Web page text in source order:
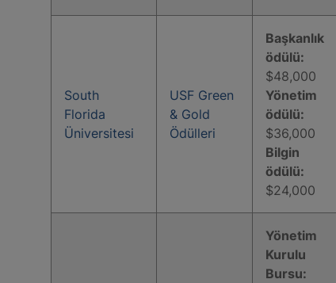
South
Florida
Üniversitesi
USF Green
& Gold
Ödülleri
Başkanlık
ödülü:
$48,000
Yönetim
ödülü:
$36,000
Bilgin
ödülü:
$24,000
Yönetim
Kurulu
Bursu: